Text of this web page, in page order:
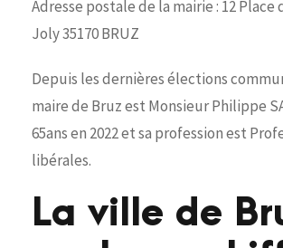
Adresse postale de la mairie : 12
Joly 35170 BRUZ
Depuis les dernières élections
maire de Bruz est Monsieur Philippe
65ans en 2022 et sa profession est
libérales.
La ville de